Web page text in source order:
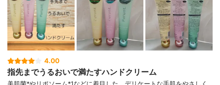
4.00
指先までうるおいで満たすハンドクリーム